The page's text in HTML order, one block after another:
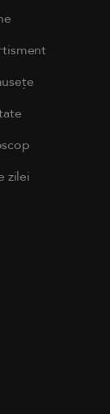
zilei